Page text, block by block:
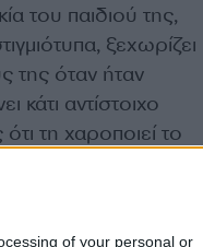
of your personal or
του παιδιού της,
ξεχωρίζει
της όταν ήταν
κάτι αντίστοιχο
τη χαροποιεί το